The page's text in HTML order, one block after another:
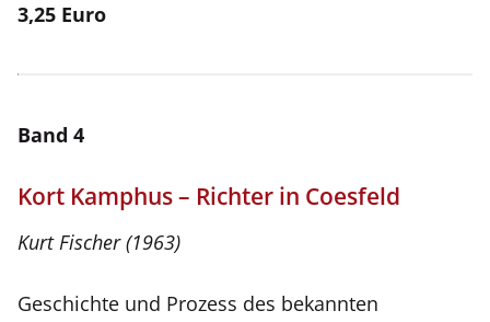
3,25 Euro
Band 4
Kort Kamphus – Richter in Coesfeld
Kurt Fischer (1963)
Geschichte und Prozess des bekannten